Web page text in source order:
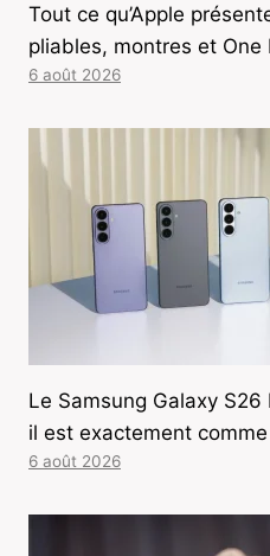
Tout ce qu’Apple
pliables, montres et One
6 août 2026
Le Samsung Galaxy
il est exactement comme
6 août 2026